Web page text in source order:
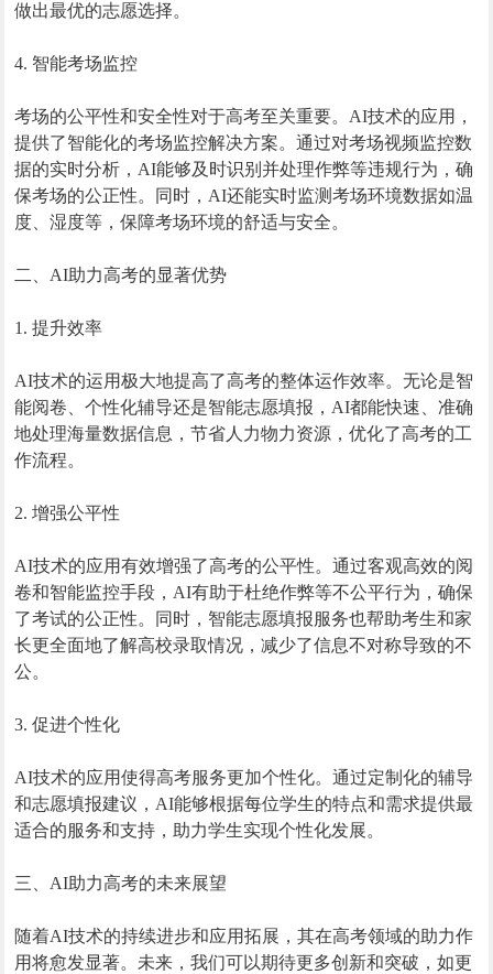
做出最优的志愿选择。
4. 智能考场监控
考场的公平性和安全性对于高考至关重要。AI技术的应用，
提供了智能化的考场监控解决方案。通过对考场视频监控数
据的实时分析，AI能够及时识别并处理作弊等违规行为，确
保考场的公正性。同时，AI还能实时监测考场环境数据如温
度、湿度等，保障考场环境的舒适与安全。
二、AI助力高考的显著优势
1. 提升效率
AI技术的运用极大地提高了高考的整体运作效率。无论是智
能阅卷、个性化辅导还是智能志愿填报，AI都能快速、准确
地处理海量数据信息，节省人力物力资源，优化了高考的工
作流程。
2. 增强公平性
AI技术的应用有效增强了高考的公平性。通过客观高效的阅
卷和智能监控手段，AI有助于杜绝作弊等不公平行为，确保
了考试的公正性。同时，智能志愿填报服务也帮助考生和家
长更全面地了解高校录取情况，减少了信息不对称导致的不
公。
3. 促进个性化
AI技术的应用使得高考服务更加个性化。通过定制化的辅导
和志愿填报建议，AI能够根据每位学生的特点和需求提供最
适合的服务和支持，助力学生实现个性化发展。
三、AI助力高考的未来展望
随着AI技术的持续进步和应用拓展，其在高考领域的助力作
用将愈发显著。未来，我们可以期待更多创新和突破，如更